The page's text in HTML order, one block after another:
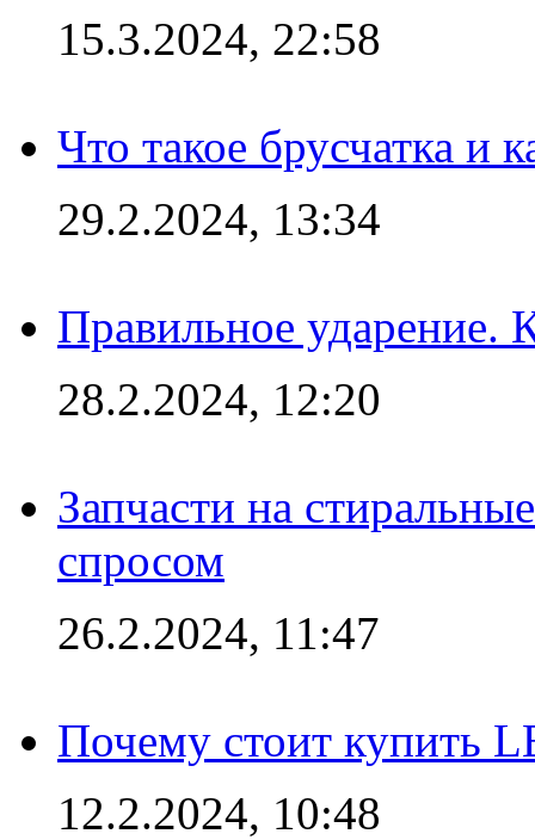
15.3.2024, 22:58
Что такое брусчатка и
29.2.2024, 13:34
Правильное ударение.
28.2.2024, 12:20
Запчасти на
спросом
26.2.2024, 11:47
Почему стоит купить
12.2.2024, 10:48